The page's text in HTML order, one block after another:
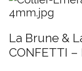
La Brune &
CONFETTI –